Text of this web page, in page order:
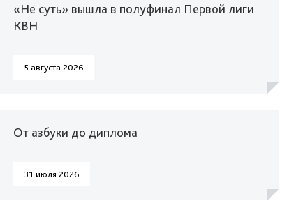
«Не суть» вышла в полуфинал Первой лиги
КВН
5 августа 2026
От азбуки до диплома
31 июля 2026